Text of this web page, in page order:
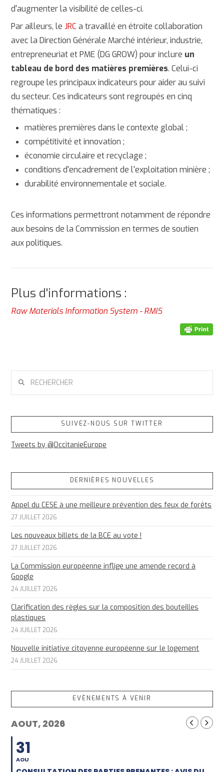
d'augmenter la visibilité de celles-ci.
Par ailleurs, leJRCa travaillé en étroite collaboration
avec la Direction Générale Marché intérieur, industrie,
entrepreneuriat et PME (DG GROW) pour inclure un
tableau de bord des matières premières. Celui-ci
regroupe les principaux indicateurs pour aider au suivi
du secteur. Ces indicateurs sont regroupés en cinq
thématiques :
matières premières dans le contexte global ;
compétitivité et innovation ;
économie circulaire et recyclage ;
conditions d'encadrement de l'exploitation minière ;
durabilité environnementale et sociale.
Ces informations permettront notamment de répondre
aux besoins de la Commission en termes de soutien
aux politiques.
Plus d'informations :
Raw Materials Information System - RMIS
SUIVEZ-NOUS SUR TWITTER
Tweets by @OccitanieEurope
DERNIÈRES NOUVELLES
Appel du CESE à une meilleure prévention des feux de forêts
27 JUILLET 2026
Les nouveaux billets de la BCE au vote !
27 JUILLET 2026
La Commission européenne inflige une amende record à
Google
24 JUILLET 2026
Clarification des règles sur la composition des bouteilles
plastiques
24 JUILLET 2026
Nouvelle initiative citoyenne européenne sur le logement
24 JUILLET 2026
EVÈNEMENTS À VENIR
AOUT, 2026
31
AOU